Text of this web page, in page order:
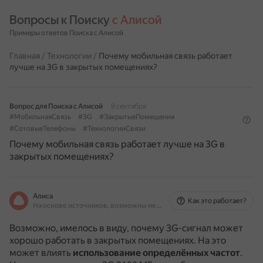
Вопросы к Поиску с Алисой
Примеры ответов Поиска с Алисой
Главная / Технологии / Почему мобильная связь работает
лучше на 3G в закрытых помещениях?
Вопрос для Поиска с Алисой
9 сентября
#МобильнаяСвязь
#3G
#ЗакрытыеПомещения
#СотовыеТелефоны
#ТехнологииСвязи
Почему мобильная связь работает лучше на 3G в
закрытых помещениях?
Алиса
На основе источников, возможны неточности
Как это работает?
Возможно, имелось в виду, почему 3G-сигнал может
хорошо работать в закрытых помещениях. На это
может влиять использование определённых частот.